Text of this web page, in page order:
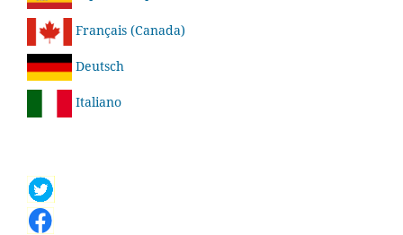
Français (Canada)
Deutsch
Italiano